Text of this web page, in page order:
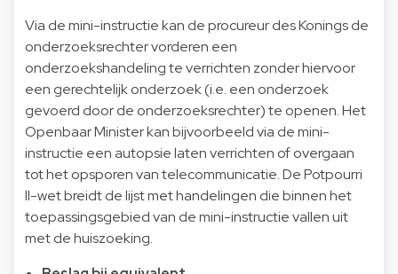
Via de mini-instructie kan de procureur des Konings de
onderzoeksrechter vorderen een
onderzoekshandeling te verrichten zonder hiervoor
een gerechtelijk onderzoek (i.e. een onderzoek
gevoerd door de onderzoeksrechter) te openen. Het
Openbaar Minister kan bijvoorbeeld via de mini-
instructie een autopsie laten verrichten of overgaan
tot het opsporen van telecommunicatie. De Potpourri
II-wet breidt de lijst met handelingen die binnen het
toepassingsgebied van de mini-instructie vallen uit
met de huiszoeking.